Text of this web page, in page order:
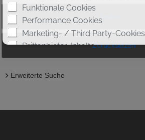
Erweiterte Suche
Funktionale Cookies
Performance Cookies
Marketing- / Third Party-Cookies
Drittanbieter-Inhalte